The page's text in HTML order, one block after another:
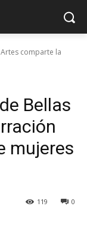
comparte la
Bellas
mujeres
0
119